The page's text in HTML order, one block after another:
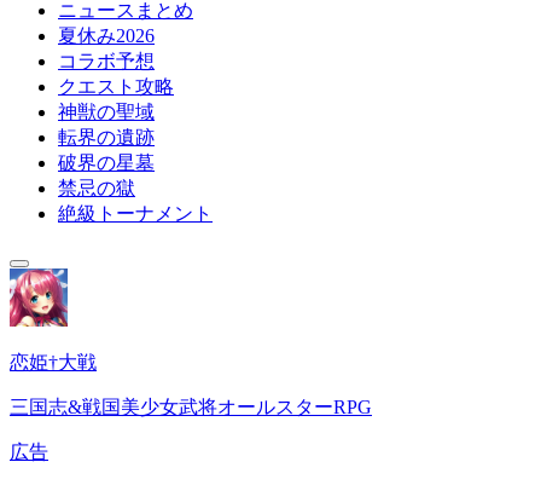
ニュースまとめ
夏休み2026
コラボ予想
クエスト攻略
神獣の聖域
転界の遺跡
破界の星墓
禁忌の獄
絶級トーナメント
恋姫†大戦
三国志&戦国美少女武将オールスターRPG
広告